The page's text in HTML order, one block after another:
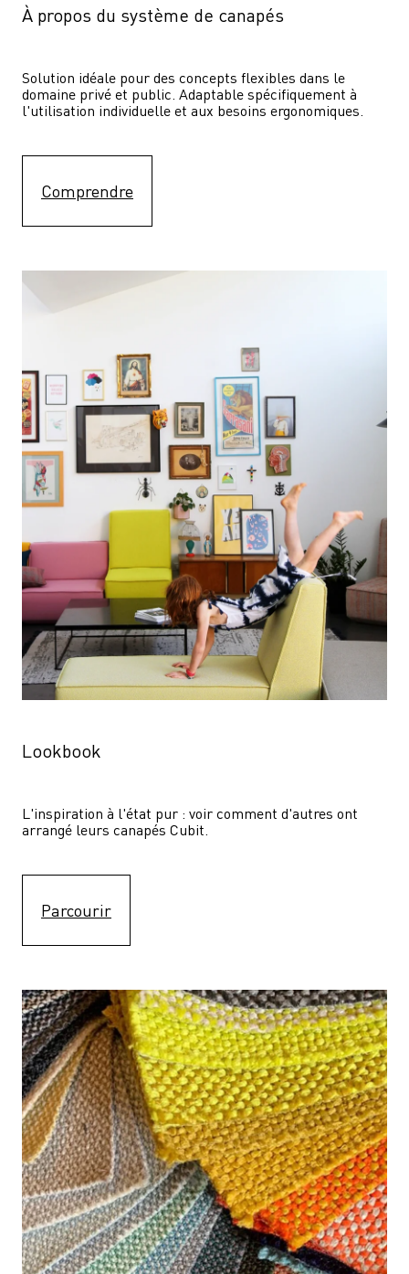
À propos du système de canapés
Solution idéale pour des concepts flexibles dans le
domaine privé et public. Adaptable spécifiquement à
l'utilisation individuelle et aux besoins ergonomiques.
Comprendre
Lookbook
L'inspiration à l'état pur : voir comment d'autres ont
arrangé leurs canapés Cubit.
Parcourir